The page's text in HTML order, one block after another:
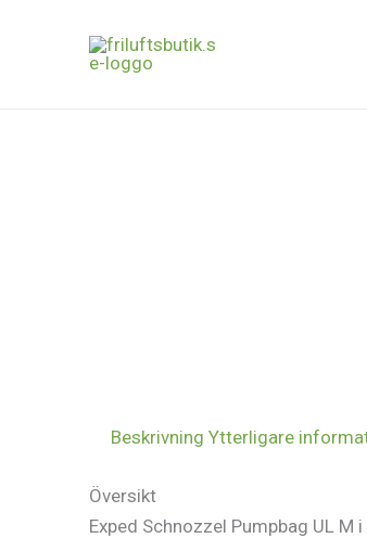
Beskrivning Ytterligare
Översikt
Exped Schnozzel Pumpbag UL